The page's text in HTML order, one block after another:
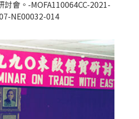
討會。-MOFA110064CC-2021-
NE00032-014